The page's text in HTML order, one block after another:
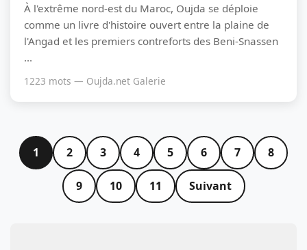
À l'extrême nord-est du Maroc, Oujda se déploie
comme un livre d'histoire ouvert entre la plaine de
l'Angad et les premiers contreforts des Beni-Snassen
...
1223 mots — Oujda.net Galerie
1 2 3 4 5 6 7 8
9 10 11 Suivant